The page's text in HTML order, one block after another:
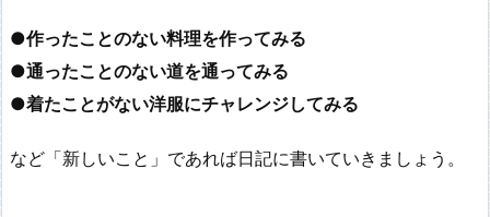
●作ったことのない料理を作ってみる
●通ったことのない道を通ってみる
●着たことがない洋服にチャレンジしてみる
など「新しいこと」であれば日記に書いていきましょう。